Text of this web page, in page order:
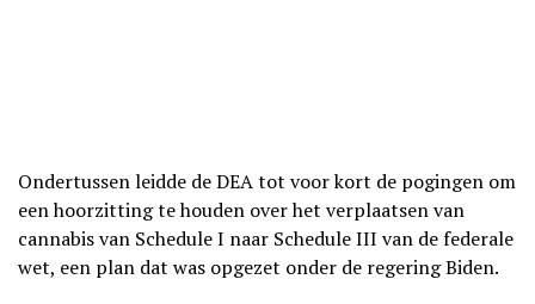
Ondertussen leidde de DEA tot voor kort de pogingen om
een hoorzitting te houden over het verplaatsen van
cannabis van Schedule I naar Schedule III van de federale
wet, een plan dat was opgezet onder de regering Biden.